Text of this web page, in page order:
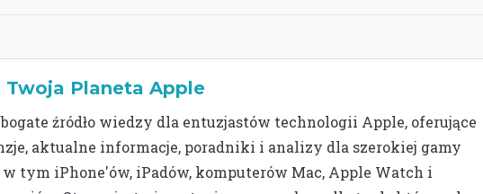
Planeta Apple
źródło wiedzy dla entuzjastów technologii Apple, oferujące
aktualne informacje, poradniki i analizy dla szerokiej gamy
tym iPhone'ów, iPadów, komputerów Mac, Apple Watch i